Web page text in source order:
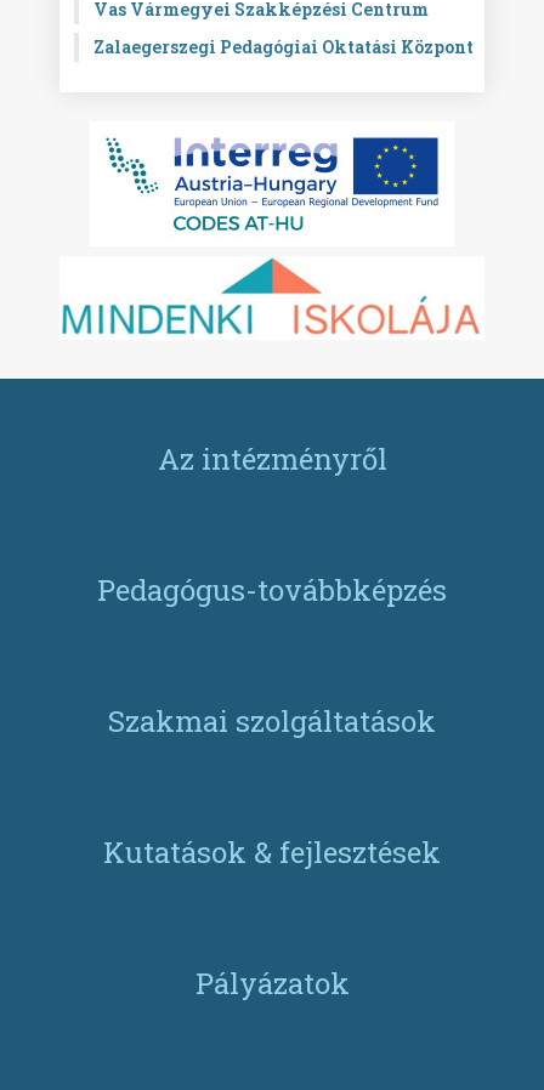
Vas Vármegyei Szakképzési Centrum
Zalaegerszegi Pedagógiai Oktatási Központ
Az intézményről
Pedagógus-továbbképzés
Szakmai szolgáltatások
Kutatások & fejlesztések
Pályázatok